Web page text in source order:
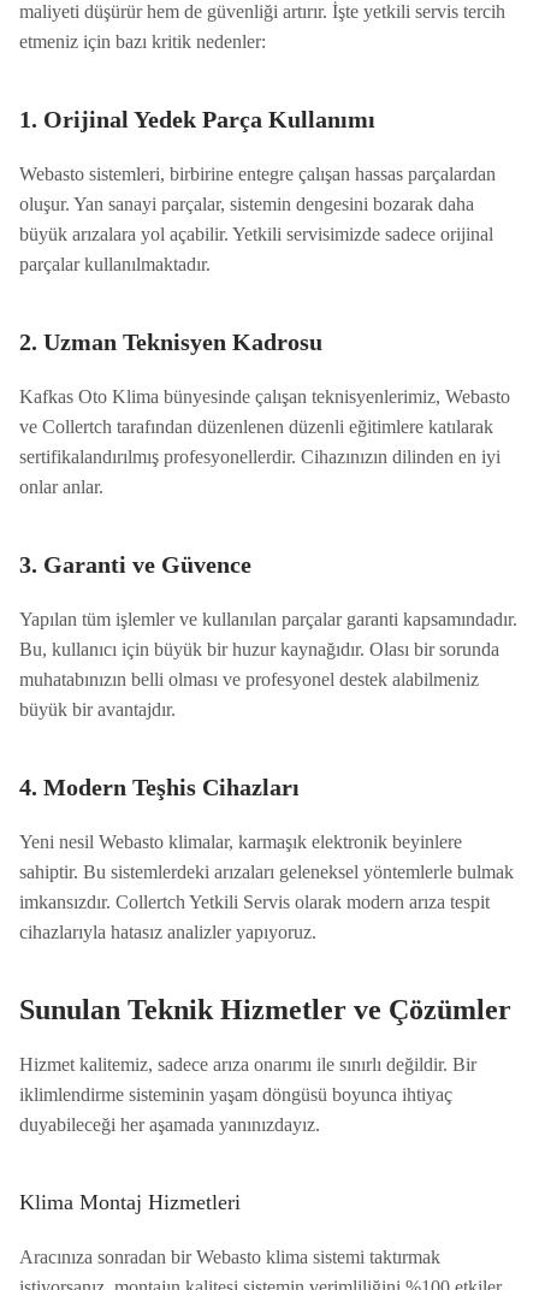
maliyeti düşürür hem de güvenliği artırır. İşte yetkili servis tercih
etmeniz için bazı kritik nedenler:
1. Orijinal Yedek Parça Kullanımı
Webasto sistemleri, birbirine entegre çalışan hassas parçalardan
oluşur. Yan sanayi parçalar, sistemin dengesini bozarak daha
büyük arızalara yol açabilir. Yetkili servisimizde sadece orijinal
parçalar kullanılmaktadır.
2. Uzman Teknisyen Kadrosu
Kafkas Oto Klima bünyesinde çalışan teknisyenlerimiz, Webasto
ve Collertch tarafından düzenlenen düzenli eğitimlere katılarak
sertifikalandırılmış profesyonellerdir. Cihazınızın dilinden en iyi
onlar anlar.
3. Garanti ve Güvence
Yapılan tüm işlemler ve kullanılan parçalar garanti kapsamındadır.
Bu, kullanıcı için büyük bir huzur kaynağıdır. Olası bir sorunda
muhatabınızın belli olması ve profesyonel destek alabilmeniz
büyük bir avantajdır.
4. Modern Teşhis Cihazları
Yeni nesil Webasto klimalar, karmaşık elektronik beyinlere
sahiptir. Bu sistemlerdeki arızaları geleneksel yöntemlerle bulmak
imkansızdır. Collertch Yetkili Servis olarak modern arıza tespit
cihazlarıyla hatasız analizler yapıyoruz.
Sunulan Teknik Hizmetler ve Çözümler
Hizmet kalitemiz, sadece arıza onarımı ile sınırlı değildir. Bir
iklimlendirme sisteminin yaşam döngüsü boyunca ihtiyaç
duyabileceği her aşamada yanınızdayız.
Klima Montaj Hizmetleri
Aracınıza sonradan bir Webasto klima sistemi taktırmak